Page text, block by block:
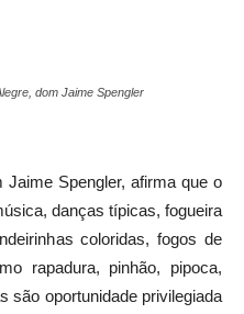
dom Jaime Spengler
Jaime Spengler, afirma que o
danças típicas, fogueira
coloridas, fogos de
rapadura, pinhão, pipoca,
são oportunidade privilegiada